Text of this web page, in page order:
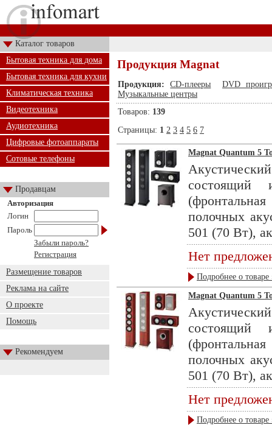
Каталог товаров
Бытовая техника для дома
Бытовая техника для кухни
Климатическая техника
Видеотехника
Аудиотехника
Цифровые фотоаппараты
Сотовые телефоны
Продавцам
Авторизация
Логин
Пароль
Забыли пароль?
Регистрация
Размещение товаров
Реклама на сайте
О проекте
Помощь
Рекомендуем
Продукция Magnat
Продукция: CD-плееры
DVD
Музыкальные центры
Товаров: 139
Страницы: 1 2 3 4 5 6 7
Magnat Quantum 5
состоящий
полочных
501 (70 Вт),
Нет
Подробнее о товаре
Magnat Quantum 5
состоящий
полочных
501 (70 Вт),
Нет
Подробнее о товаре